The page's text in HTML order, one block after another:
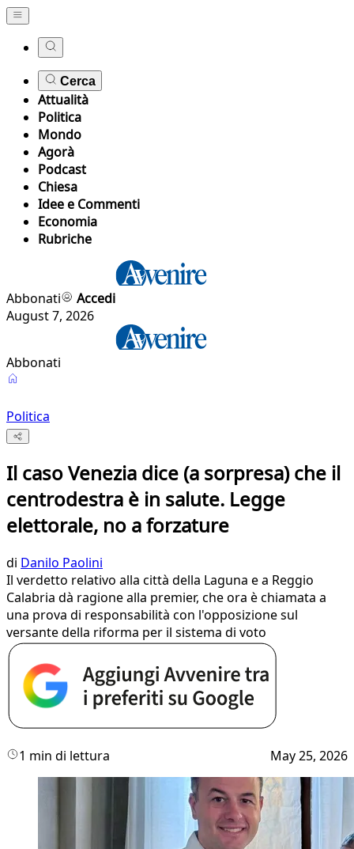
Cerca
Attualità
Politica
Mondo
Agorà
Podcast
Chiesa
Idee e Commenti
Economia
Rubriche
Abbonati
Accedi
August 7, 2026
Abbonati
Politica
Il caso Venezia dice (a sorpresa) che il
centrodestra è in salute. Legge
elettorale, no a forzature
di Danilo Paolini
Il verdetto relativo alla città della Laguna e a Reggio
Calabria dà ragione alla premier, che ora è chiamata a
una prova di responsabilità con l'opposizione sul
versante della riforma per il sistema di voto
1 min di lettura May 25, 2026